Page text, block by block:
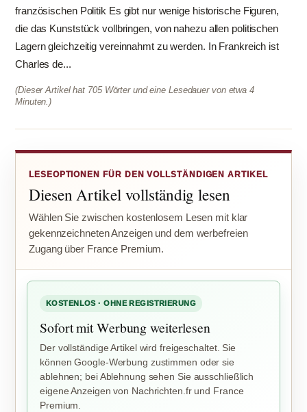
französischen Politik Es gibt nur wenige historische Figuren,
die das Kunststück vollbringen, von nahezu allen politischen
Lagern gleichzeitig vereinnahmt zu werden. In Frankreich ist
Charles de...
(Dieser Artikel hat 705 Wörter und eine Lesedauer von etwa 4
Minuten.)
LESEOPTIONEN FÜR DEN VOLLSTÄNDIGEN ARTIKEL
Diesen Artikel vollständig lesen
Wählen Sie zwischen kostenlosem Lesen mit klar
gekennzeichneten Anzeigen und dem werbefreien
Zugang über France Premium.
KOSTENLOS · OHNE REGISTRIERUNG
Sofort mit Werbung weiterlesen
Der vollständige Artikel wird freigeschaltet. Sie
können Google-Werbung zustimmen oder sie
ablehnen; bei Ablehnung sehen Sie ausschließlich
eigene Anzeigen von Nachrichten.fr und France
Premium.